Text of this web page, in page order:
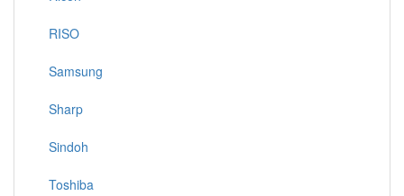
RISO
Samsung
Sharp
Sindoh
Toshiba